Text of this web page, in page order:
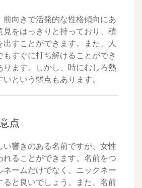
前向きで活発的な性格傾向にあ
見をはっきりと持っており、積
すことができます。また、人
すぐに打ち解けることができ
ります。しかし、時にむしろ熱
という弱点もあります。
点
い響きのある名前ですが、女性
れることができます。名前をつ
ネームだけでなく、ニックネー
ると良いでしょう。また、名前